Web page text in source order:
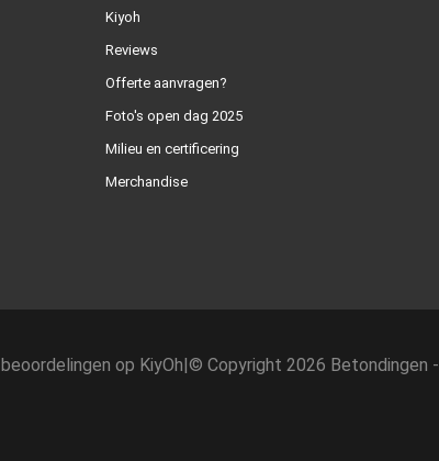
Kiyoh
Reviews
Offerte aanvragen?
Foto's open dag 2025
Milieu en certificering
Merchandise
beoordelingen op KiyOh|© Copyright 2026 Betondingen -